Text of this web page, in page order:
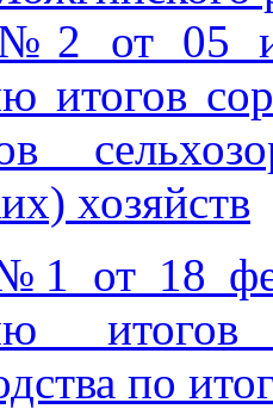
от 05
итогов
хозяйств
от 18
по